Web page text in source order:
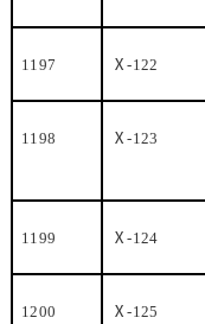
1197 Ⅹ-122
1198 Ⅹ-123
1199 Ⅹ-124
1200 Ⅹ-125